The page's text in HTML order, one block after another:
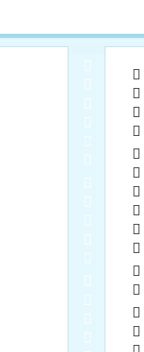
  